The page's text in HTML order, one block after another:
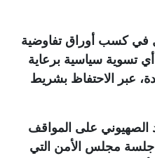
في كسب أوراق تفاوضية
تسوية سياسية برعاية
عبر الاحتفاظ بشريط
الصهيوني على المواقف
جلسة مجلس الأمن التي